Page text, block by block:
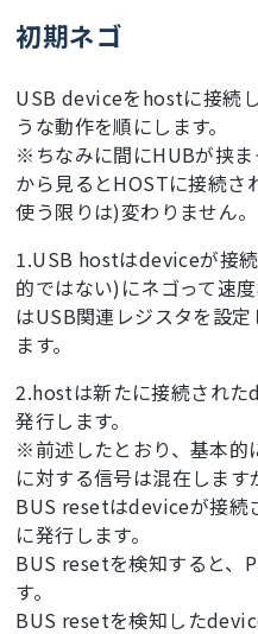
初期ネゴ
USB deviceをhostに接続
うな動作を順にします。
※ちなみに間にHUBが挟
から見るとHOSTに接続
使う限りは)変わりません。
1.USB hostはdeviceが接
的ではない)にネゴって速
はUSB関連レジスタを設
ます。
2.hostは新たに接続され
発行します。
※前述したとおり、基本
に対する信号は混在します
BUS resetはdeviceが接続
に発行します。
BUS resetを検知すると、
す。
BUS resetを検知した